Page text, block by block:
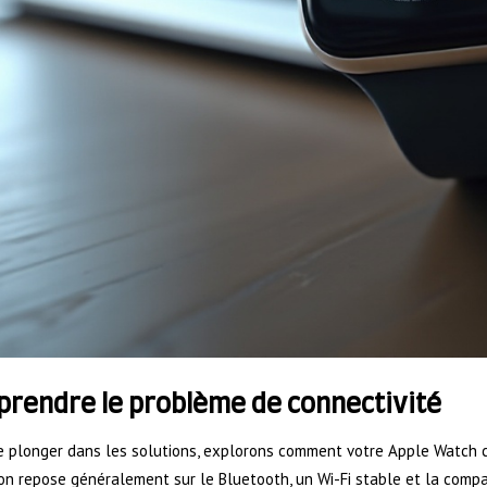
le problème de connectivité
plonger dans les solutions, explorons comment votre Apple Watch
repose généralement sur le Bluetooth, un Wi-Fi stable et la